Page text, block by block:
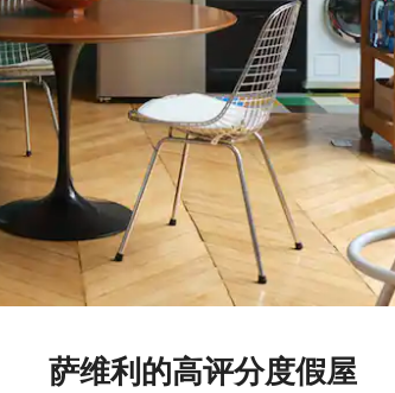
萨维利的高评分度假屋